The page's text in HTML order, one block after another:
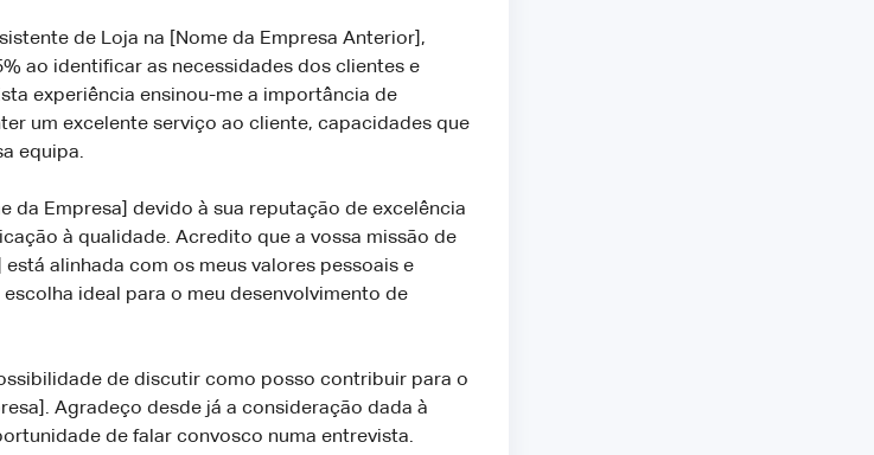
de Loja na [Nome da Empresa Anterior],
ao identificar as necessidades dos clientes e
experiência ensinou-me a importância de
um excelente serviço ao cliente, capacidades que
equipa.
da Empresa] devido à sua reputação de excelência
à qualidade. Acredito que a vossa missão de
alinhada com os meus valores pessoais e
ideal para o meu desenvolvimento de
de discutir como posso contribuir para o
Agradeço desde já a consideração dada à
de falar convosco numa entrevista.